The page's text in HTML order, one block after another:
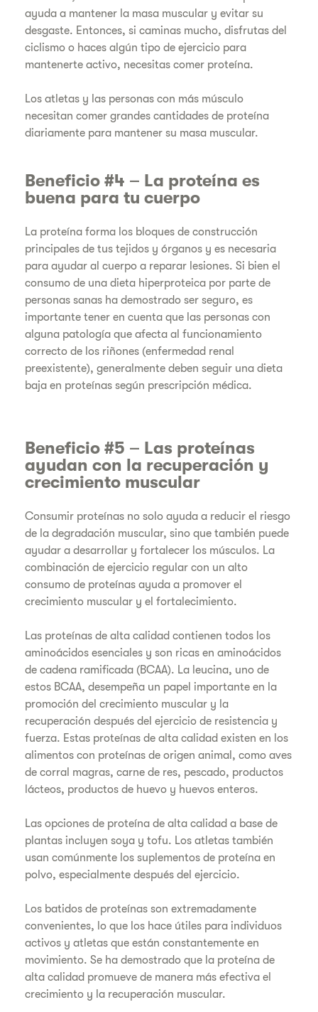
ayuda a mantener la masa muscular y evitar su
desgaste. Entonces, si caminas mucho, disfrutas del
ciclismo o haces algún tipo de ejercicio para
mantenerte activo, necesitas comer proteína.
Los atletas y las personas con más músculo
necesitan comer grandes cantidades de proteína
diariamente para mantener su masa muscular.
Beneficio #4 – La proteína es
buena para tu cuerpo
La proteína forma los bloques de construcción
principales de tus tejidos y órganos y es necesaria
para ayudar al cuerpo a reparar lesiones. Si bien el
consumo de una dieta hiperproteica por parte de
personas sanas ha demostrado ser seguro, es
importante tener en cuenta que las personas con
alguna patología que afecta al funcionamiento
correcto de los riñones (enfermedad renal
preexistente), generalmente deben seguir una dieta
baja en proteínas según prescripción médica.
Beneficio #5 – Las proteínas
ayudan con la recuperación y
crecimiento muscular
Consumir proteínas no solo ayuda a reducir el riesgo
de la degradación muscular, sino que también puede
ayudar a desarrollar y fortalecer los músculos. La
combinación de ejercicio regular con un alto
consumo de proteínas ayuda a promover el
crecimiento muscular y el fortalecimiento.
Las proteínas de alta calidad contienen todos los
aminoácidos esenciales y son ricas en aminoácidos
de cadena ramificada (BCAA). La leucina, uno de
estos BCAA, desempeña un papel importante en la
promoción del crecimiento muscular y la
recuperación después del ejercicio de resistencia y
fuerza. Estas proteínas de alta calidad existen en los
alimentos con proteínas de origen animal, como aves
de corral magras, carne de res, pescado, productos
lácteos, productos de huevo y huevos enteros.
Las opciones de proteína de alta calidad a base de
plantas incluyen soya y tofu. Los atletas también
usan comúnmente los suplementos de proteína en
polvo, especialmente después del ejercicio.
Los batidos de proteínas son extremadamente
convenientes, lo que los hace útiles para individuos
activos y atletas que están constantemente en
movimiento. Se ha demostrado que la proteína de
alta calidad promueve de manera más efectiva el
crecimiento y la recuperación muscular.